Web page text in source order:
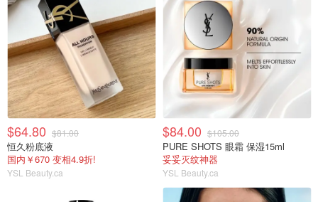
$64.80 $81.00
恒久粉底液
国内￥670 变相4.9折!
YSL Beauty.ca
$84.00 $105.00
PURE SHOTS 眼霜 保湿15ml
妥妥灭纹神器
YSL Beauty.ca